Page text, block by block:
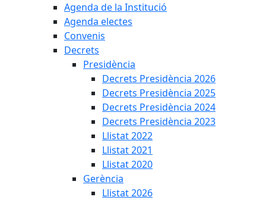
Agenda de la Institució
Agenda electes
Convenis
Decrets
Presidència
Decrets Presidència 2026
Decrets Presidència 2025
Decrets Presidència 2024
Decrets Presidència 2023
Llistat 2022
Llistat 2021
Llistat 2020
Gerència
Llistat 2026